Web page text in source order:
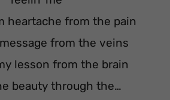
heartache from the pain
from the veins
lesson from the brain
beauty through the…